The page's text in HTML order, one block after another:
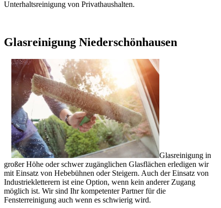
Unterhaltsreinigung von Privathaushalten.
Glasreinigung Niederschönhausen
Glasreinigung in
großer Höhe oder schwer zugänglichen Glasflächen erledigen wir
mit Einsatz von Hebebühnen oder Steigern. Auch der Einsatz von
Industriekletterern ist eine Option, wenn kein anderer Zugang
möglich ist. Wir sind Ihr kompetenter Partner für die
Fensterreinigung auch wenn es schwierig wird.